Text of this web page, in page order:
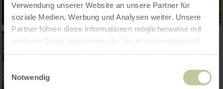
Verwendung unserer Website an unsere Partner für
soziale Medien, Werbung und Analysen weiter. Unsere
Partner führen diese Informationen möglicherweise mit
weiteren Daten zusammen, die Sie ihnen bereitgestellt
Einwilligungsauswahl
Notwendig